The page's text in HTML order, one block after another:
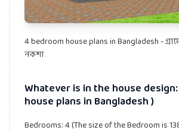
4 bedroom house plans in Bangladesh -
নকশা
Whatever is in the house
house plans in Bangladesh )
Bedrooms: 4 (The size of the Bedroom is